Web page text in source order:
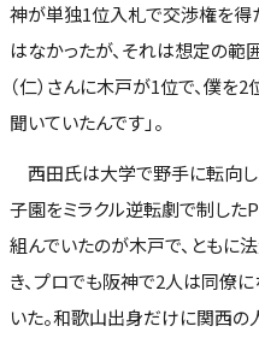
神が単独1位入札で交渉権を得
はなかったが、それは想定の範
（仁）さんに木戸が1位で、僕を
聞いていたんです」。
西田氏は大学で野手に転向
子園をミラクル逆転劇で制した
組んでいたのが木戸で、ともに
き、プロでも阪神で2人は同僚
いた。和歌山出身だけに関西の